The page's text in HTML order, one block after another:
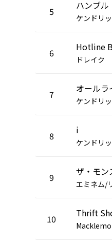
5 ハンブル
ケンドリ
6 Hotline
ドレイク
7 オールラ
ケンドリ
8 i
ケンドリ
9 ザ・モン
エミネム/
10
Thrift